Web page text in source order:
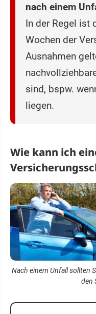
nach einem
In der Regel ist
Wochen der
Ausnahmen
sind, bspw.
liegen.
Wie kann ich
Nach einem Unfall sollten
den